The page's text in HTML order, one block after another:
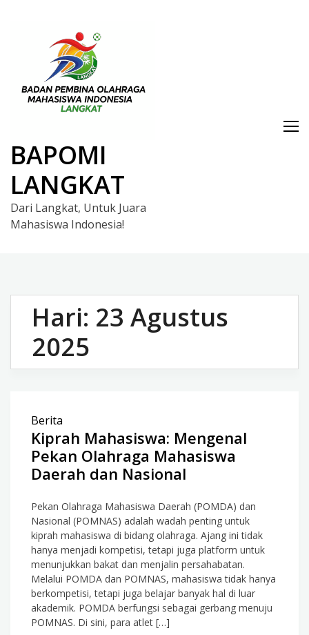
BAPOMI
LANGKAT
Dari Langkat, Untuk Juara
Mahasiswa Indonesia!
Hari: 23 Agustus
2025
Berita
Kiprah Mahasiswa: Mengenal
Pekan Olahraga Mahasiswa
Daerah dan Nasional
Pekan Olahraga Mahasiswa Daerah (POMDA) dan
Nasional (POMNAS) adalah wadah penting untuk
kiprah mahasiswa di bidang olahraga. Ajang ini tidak
hanya menjadi kompetisi, tetapi juga platform untuk
menunjukkan bakat dan menjalin persahabatan.
Melalui POMDA dan POMNAS, mahasiswa tidak hanya
berkompetisi, tetapi juga belajar banyak hal di luar
akademik. POMDA berfungsi sebagai gerbang menuju
POMNAS. Di sini, para atlet […]